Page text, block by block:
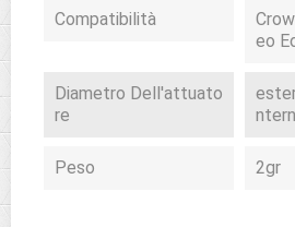
Compatibilità
eo
Diametro Dell'attuato
Re
Peso 2gr